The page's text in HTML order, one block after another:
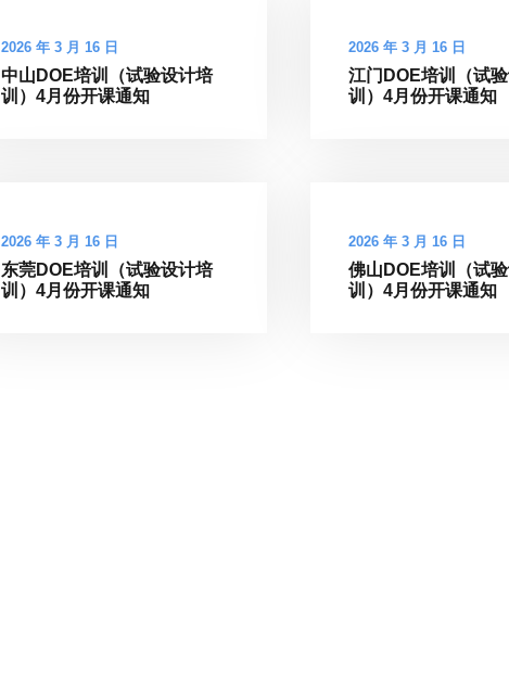
2026 年 3 月 16 日
中山DOE培训（试验设计培
训）4月份开课通知
2026 年 3 月 16 日
江门DOE培训（试
训）4月份开课通知
2026 年 3 月 16 日
东莞DOE培训（试验设计培
训）4月份开课通知
2026 年 3 月 16 日
佛山DOE培训（试
训）4月份开课通知